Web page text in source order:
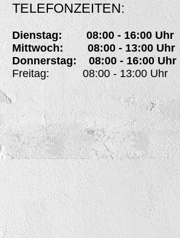
TELEFONZEITEN:
Dienstag: 08:00 - 16:00 Uhr
Mittwoch: 08:00 - 13:00 Uhr
Donnerstag: 08:00 - 16:00 Uhr
Freitag: 08:00 - 13:00 Uhr